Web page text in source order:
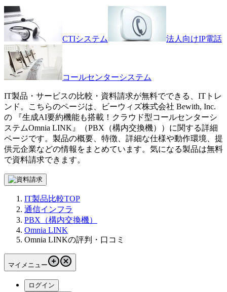
CTIシステム 法人向けIP電話
コールセンターシステム
IT製品・サービスの比較・資料請求が無料でできる、ITトレ
ンド。こちらのページは、
ビーウィズ株式会社 Bewith, Inc.
の 『生成AI要約機能も搭載！クラウド型コールセンターシ
ステムOmnia LINK 』（PBX（構内交換機）
）に関する詳細
ページです。製品の概要、特徴、詳細な仕様や動作環境、提
供元企業などの情報をまとめています。気になる製品は無料
で資料請求できます。
IT製品比較TOP
通信インフラ
PBX（構内交換機）
Omnia LINK
Omnia LINKの評判・口コミ
マイメニュー
ログイン